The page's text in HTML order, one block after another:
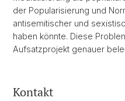
der Popularisierung und
antisemitischer und
haben könnte. Diese
Aufsatzprojekt genauer
Kontakt